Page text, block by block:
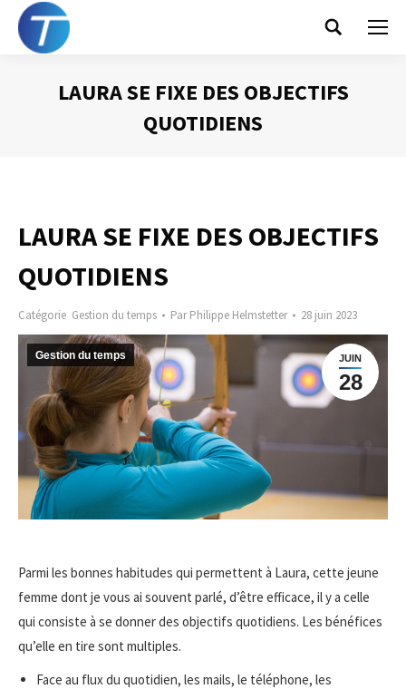
Search:
LAURA SE FIXE DES OBJECTIFS
QUOTIDIENS
LAURA SE FIXE DES OBJECTIFS
QUOTIDIENS
Catégorie Gestion du temps ParPhilippe Helmstetter 28 juin 2023
JUIN
28
Gestion du temps
Parmi les bonnes habitudes qui permettent à Laura, cette jeune
femme dont je vous ai souvent parlé, d’être efficace, il y a celle
qui consiste à se donner des objectifs quotidiens. Les bénéfices
qu’elle en tire sont multiples.
Face au flux du quotidien, les mails, le téléphone, les